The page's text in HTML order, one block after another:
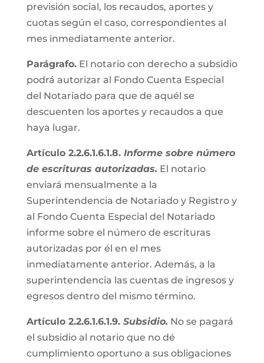
previsión social, los recaudos, aportes y
cuotas según el caso, correspondientes al
mes inmediatamente anterior.
Parágrafo.El notario con derecho a subsidio
podrá autorizar al Fondo Cuenta Especial
del Notariado para que de aquél se
descuenten los aportes y recaudos a que
haya lugar.
Artículo 2.2.6.1.6.1.8. Informe sobre número
de escrituras autorizadas. El notario
enviará mensualmente a la
Superintendencia de Notariado y Registro y
al Fondo Cuenta Especial del Notariado
informe sobre el número de escrituras
autorizadas por él en el mes
inmediatamente anterior. Además, a la
superintendencia las cuentas de ingresos y
egresos dentro del mismo término.
Artículo 2.2.6.1.6.1.9. Subsidio. No se pagará
el subsidio al notario que no dé
cumplimiento oportuno a sus obligaciones